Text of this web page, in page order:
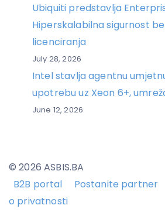
Ubiquiti predstavlja
Hiperskalabilna sigurnost
licenciranja
July 28, 2026
Intel stavlja agentnu
upotrebu uz Xeon 6+,
June 12, 2026
© 2026 ASBIS.BA
B2B portal
Postanite partner
o privatnosti